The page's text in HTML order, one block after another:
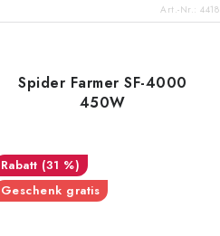
Art.-Nr.:4418
Spider Farmer SF-4000
450W
(31 %)
Geschenk gratis